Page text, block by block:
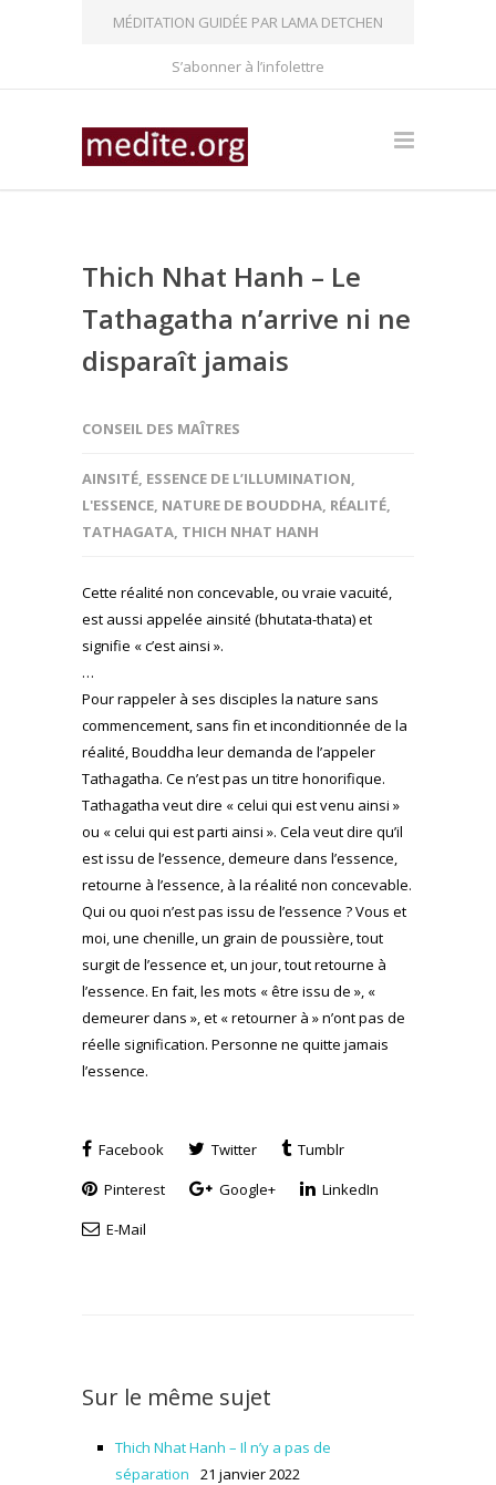
MÉDITATION GUIDÉE PAR LAMA DETCHEN
S’abonner à l’infolettre
Thich Nhat Hanh – Le
Tathagatha n’arrive ni ne
disparaît jamais
CONSEIL DES MAÎTRES
AINSITÉ, ESSENCE DE L’ILLUMINATION,
L'ESSENCE, NATURE DE BOUDDHA, RÉALITÉ,
TATHAGATA, THICH NHAT HANH
Cette réalité non concevable, ou vraie vacuité,
est aussi appelée ainsité (bhutata-thata) et
signifie « c’est ainsi ».
…
Pour rappeler à ses disciples la nature sans
commencement, sans fin et inconditionnée de la
réalité, Bouddha leur demanda de l’appeler
Tathagatha. Ce n’est pas un titre honorifique.
Tathagatha veut dire « celui qui est venu ainsi »
ou « celui qui est parti ainsi ». Cela veut dire qu’il
est issu de l’essence, demeure dans l’essence,
retourne à l’essence, à la réalité non concevable.
Qui ou quoi n’est pas issu de l’essence ? Vous et
moi, une chenille, un grain de poussière, tout
surgit de l’essence et, un jour, tout retourne à
l’essence. En fait, les mots « être issu de », «
demeurer dans », et « retourner à » n’ont pas de
réelle signification. Personne ne quitte jamais
l’essence.
Facebook Twitter
Tumblr
Pinterest
Google+
LinkedIn
E-Mail
Sur le même sujet
Thich Nhat Hanh – Il n’y a pas de
séparation
21 janvier 2022